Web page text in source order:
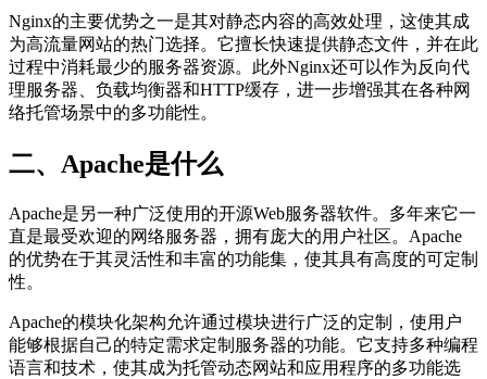
Nginx的主要优势之一是其对静态内容的高效处理，这使其成
为高流量网站的热门选择。它擅长快速提供静态文件，并在此
过程中消耗最少的服务器资源。此外Nginx还可以作为反向代
理服务器、负载均衡器和HTTP缓存，进一步增强其在各种网
络托管场景中的多功能性。
二、Apache是什么
Apache是另一种广泛使用的开源Web服务器软件。多年来它一
直是最受欢迎的网络服务器，拥有庞大的用户社区。Apache
的优势在于其灵活性和丰富的功能集，使其具有高度的可定制
性。
Apache的模块化架构允许通过模块进行广泛的定制，使用户
能够根据自己的特定需求定制服务器的功能。它支持多种编程
语言和技术，使其成为托管动态网站和应用程序的多功能选